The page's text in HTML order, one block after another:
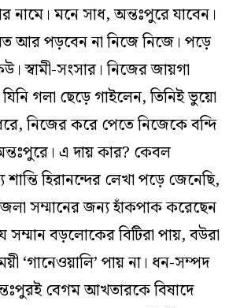
নামে। মনে সাধ, অন্তঃপুরে যাবেন।
আর পড়বেন না নিজে নিজে। পড়ে
স্বামী-সংসার। নিজের জায়গা
গলা ছেড়ে গাইলেন, তিনিই ভুয়ো
নিজের করে পেতে নিজেকে বন্দি
এ দায় কার? কেবল
হিরানন্দের লেখা পড়ে জেনেছি,
সম্মানের জন্য হাঁকপাক করেছেন
সম্মান বড়লোকের বিটিরা পায়, বউরা
‘গানেওয়ালি’ পায় না। ধন-সম্পদ
বেগম আখতারকে বিষাদে